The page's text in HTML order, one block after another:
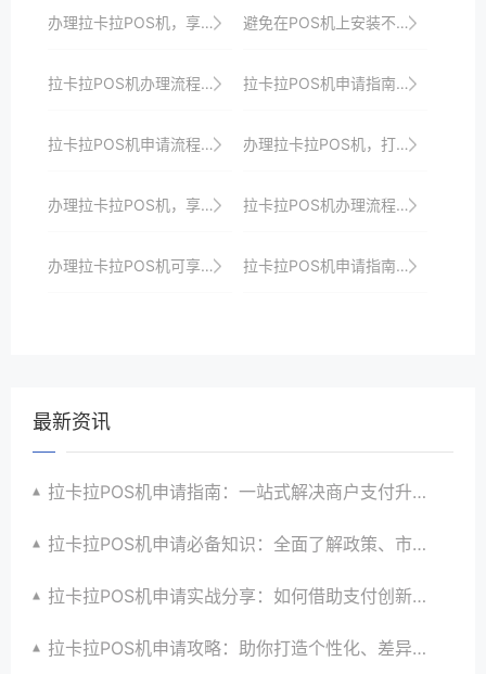
办理拉卡拉POS机，享受一站式收银解决方案与安全保障 避免在POS机上安装不必要的插件或扩展。
拉卡拉POS机办理流程详解：轻松上手，收银无忧 拉卡拉POS机申请指南：如何快速接入移动支付生态
拉卡拉POS机申请流程速览，助你抢占支付升级先机 办理拉卡拉POS机，打造高效便捷的收银系统，提升顾客支付体验
办理拉卡拉POS机，享受专业高效的收银服务，提升顾客满意度与忠诚度 拉卡拉POS机办理流程：一站式服务，轻松上手
办理拉卡拉POS机可享受一站式收银解决方案、安全保障、专业支付服务以及定制化解决方案以满足商家个性化需求 拉卡拉POS机申请指南：一站式解决商户支付升级难题
最新资讯
拉卡拉POS机申请指南：一站式解决商户支付升级、智能化与创新需求
拉卡拉POS机申请必备知识：全面了解政策、市场、技术与创新趋势
拉卡拉POS机申请实战分享：如何借助支付创新技术提升商户运营效益与效率
拉卡拉POS机申请攻略：助你打造个性化、差异化支付体验以提升竞争力